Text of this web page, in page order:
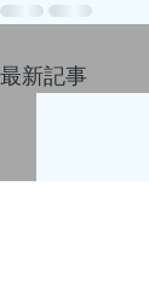
最新記事